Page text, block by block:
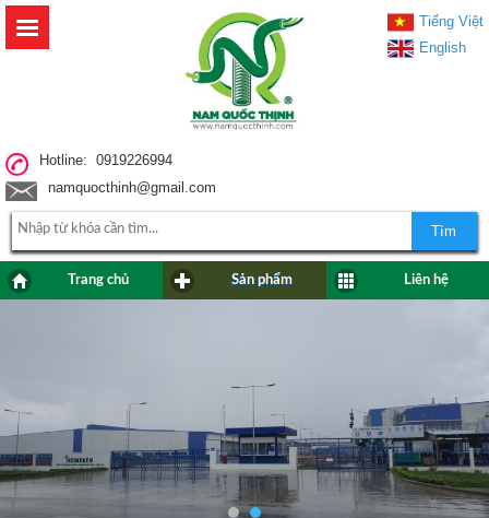
Hotline: 0919226994
namquocthinh@gmail.com
Tiếng Việt
English
Tìm
Trang chủ Sản phẩm Liên hệ